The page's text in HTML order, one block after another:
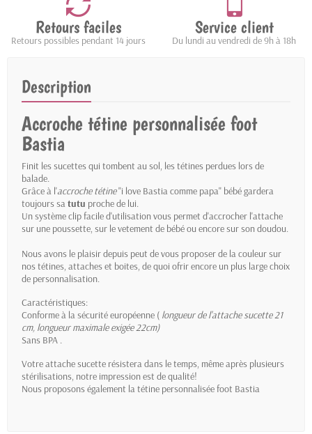
Retours faciles
Retours possibles pendant 14 jours
Service client
Du lundi au vendredi de 9h à 18h
Description
Accroche tétine personnalisée foot
Bastia
Finit les sucettes qui tombent au sol, les tétines perdues lors de
balade.
Grâce à l'accroche tétine"i love Bastia comme papa" bébé gardera
toujours satutu proche de lui.
Un système clip facile d'utilisation vous permet d'accrocher l'attache
sur une poussette, sur le vetement de bébé ou encore sur son doudou.
Nous avons le plaisir depuis peut de vous proposer de la couleur sur
nos tétines, attaches et boites, de quoi ofrir encore un plus large choix
de personnalisation.
Caractéristiques:
Conforme à la sécurité européenne ( longueur de l'attache sucette 21
cm, longueur maximale exigée 22cm)
Sans BPA .
Votre attache sucette résistera dans le temps, même après plusieurs
stérilisations, notre impression est de qualité!
Nous proposons également latétine personnalisée foot Bastia